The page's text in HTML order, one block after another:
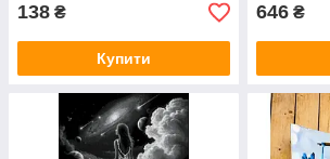
138 ₴
Купити
646 ₴